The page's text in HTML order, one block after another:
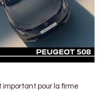
important pour la firme